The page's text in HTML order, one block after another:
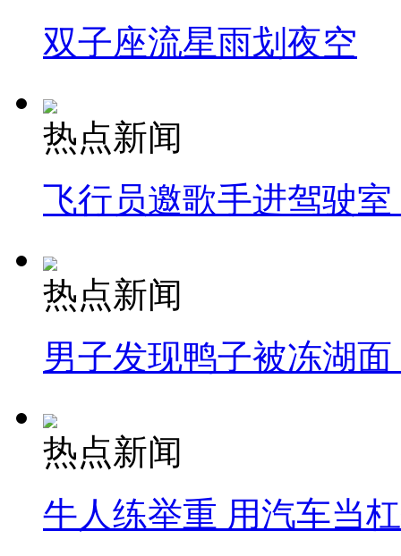
双子座流星雨划夜空
热点新闻
飞行员邀歌手进驾驶
热点新闻
男子发现鸭子被冻湖
热点新闻
牛人练举重 用汽车当